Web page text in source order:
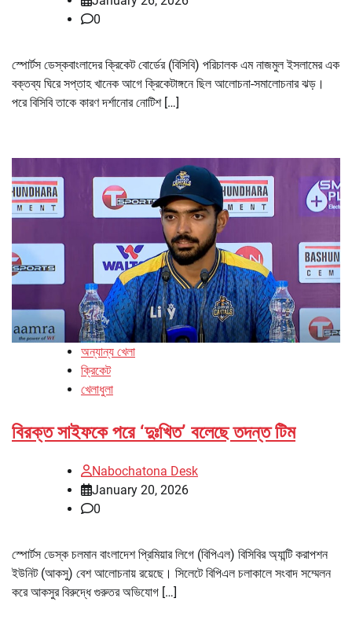
0
স্পোর্টস ডেস্কবাংলাদের ক্রিকেট বোর্ডের (বিসিবি) পরিচালক এম নাজমুল ইসলামের এক
বক্তব্য ঘিরে সপ্তাহ খানেক আগে ক্রিকেটাঙ্গনে ছিল আলোচনা-সমালোচনার ঝড়।
পরে বিসিবি তাকে কারণ দর্শানোর নোটিশ […]
অন্যান্য খেলা
ক্রিকেট
খেলাধুলা
বিরক্ত সাইফকে পরে ‘দুঃখিত’ বলেছে তদন্ত টিম
Nabochatona Desk
January 20, 2026
0
স্পোর্টস ডেস্ক চলমান বাংলাদেশ প্রিমিয়ার লিগে (বিপিএল) বিসিবির অ্যান্টি করাপশন
ইউনিট (আকসু) বেশ আলোচনায় রয়েছে। সিলেটে বিপিএল চলাকালে সংবাদ সম্মেলন
করে আকসুর বিরুদ্ধে গুরুতর অভিযোগ […]